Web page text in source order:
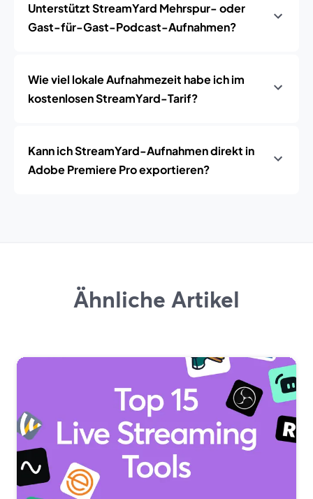
Unterstützt StreamYard Mehrspur- oder
Gast-für-Gast-Podcast-Aufnahmen?
Wie viel lokale Aufnahmezeit habe ich im
kostenlosen StreamYard-Tarif?
Kann ich StreamYard-Aufnahmen direkt in
Adobe Premiere Pro exportieren?
Ähnliche Artikel